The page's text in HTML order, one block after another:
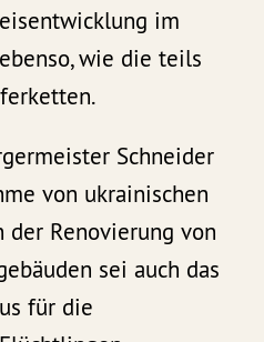
im
wie die teils
Schneider
von ukrainischen
der Renovierung von
sei auch das
für die